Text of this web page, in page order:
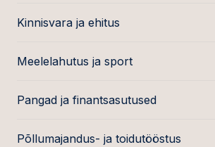
Kinnisvara ja ehitus
Meelelahutus ja sport
Pangad ja finantsasutused
Põllumajandus- ja toidutööstus